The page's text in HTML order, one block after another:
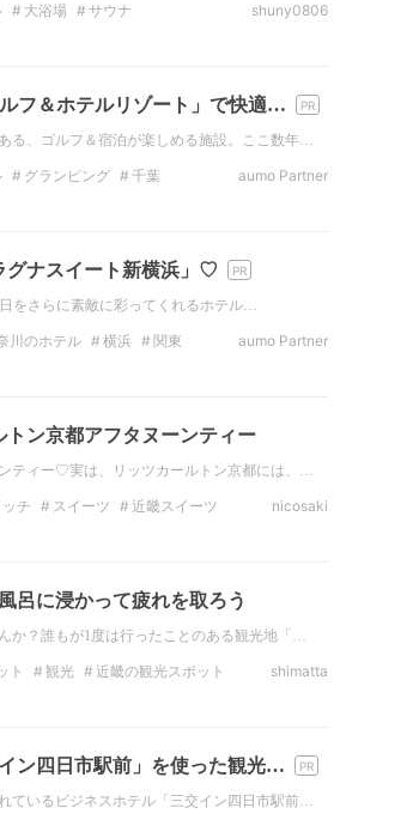
大浴場
サウナ
shuny0806
フ＆ホテルリゾート」で快適…
る、ゴルフ＆宿泊が楽しめる施設。ここ数年…
グランピング
千葉
aumo Partner
グナスイート新横浜」♡
をさらに素敵に彩ってくれるホテル…
川のホテル 横浜
関東
aumo Partner
ン京都アフタヌーンティー
ティー♡実は、リッツカールトン京都には、…
チ スイーツ
近畿スイーツ
nicosaki
呂に浸かって疲れを取ろう
か？誰もが1度は行ったことのある観光地「…
ト 観光
近畿の観光スポット
shimatta
ン四日市駅前」を使った観光…
ているビジネスホテル「三交イン四日市駅前…